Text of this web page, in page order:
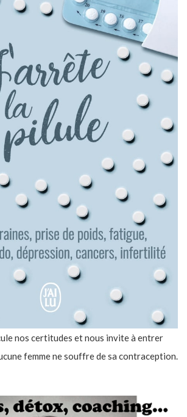
nos certitudes et nous invite à entrer
femme ne souffre de sa contraception.